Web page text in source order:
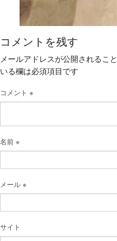
コメントを残す
メールアドレスが公開されるこ
いる欄は必須項目です
コメント ※
名前 ※
メール ※
サイト